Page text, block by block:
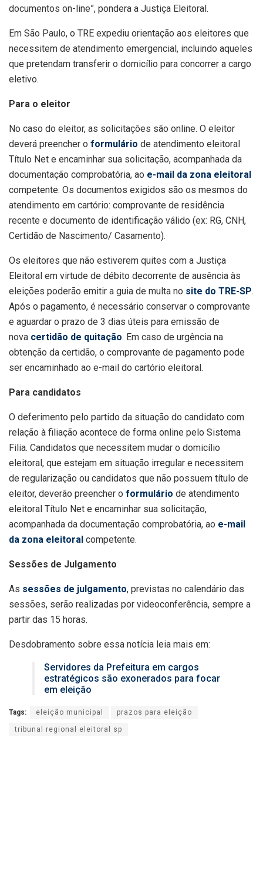
documentos on-line”, pondera a Justiça Eleitoral.
Em São Paulo, o TRE expediu orientação aos eleitores que
necessitem de atendimento emergencial, incluindo aqueles
que pretendam transferir o domicílio para concorrer a cargo
eletivo.
Para o eleitor
No caso do eleitor, as solicitações são online. O eleitor
deverá preencher o formulário de atendimento eleitoral
Título Net e encaminhar sua solicitação, acompanhada da
documentação comprobatória, ao e-mail da zona eleitoral
competente. Os documentos exigidos são os mesmos do
atendimento em cartório: comprovante de residência
recente e documento de identificação válido (ex: RG, CNH,
Certidão de Nascimento/ Casamento).
Os eleitores que não estiverem quites com a Justiça
Eleitoral em virtude de débito decorrente de ausência às
eleições poderão emitir a guia de multa no site do TRE-SP.
Após o pagamento, é necessário conservar o comprovante
e aguardar o prazo de 3 dias úteis para emissão de
nova certidão de quitação. Em caso de urgência na
obtenção da certidão, o comprovante de pagamento pode
ser encaminhado ao e-mail do cartório eleitoral.
Para candidatos
O deferimento pelo partido da situação do candidato com
relação à filiação acontece de forma online pelo Sistema
Filia. Candidatos que necessitem mudar o domicílio
eleitoral, que estejam em situação irregular e necessitem
de regularização ou candidatos que não possuem título de
eleitor, deverão preencher o formulário de atendimento
eleitoral Título Net e encaminhar sua solicitação,
acompanhada da documentação comprobatória, ao e-mail
da zona eleitoral competente.
Sessões de Julgamento
As sessões de julgamento, previstas no calendário das
sessões, serão realizadas por videoconferência, sempre a
partir das 15 horas.
Desdobramento sobre essa notícia leia mais em:
Servidores da Prefeitura em cargos
estratégicos são exonerados para focar
em eleição
Tags: eleição municipal prazos para eleição
tribunal regional eleitoral sp